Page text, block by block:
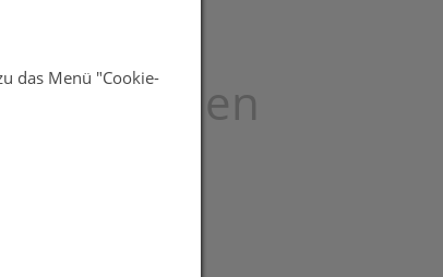
+selen
90st
das Menü "Cookie-